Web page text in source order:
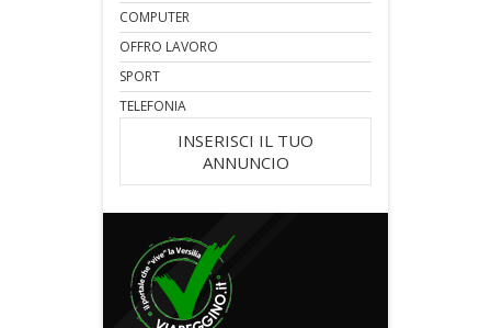
COMPUTER
OFFRO LAVORO
SPORT
TELEFONIA
INSERISCI IL TUO
ANNUNCIO